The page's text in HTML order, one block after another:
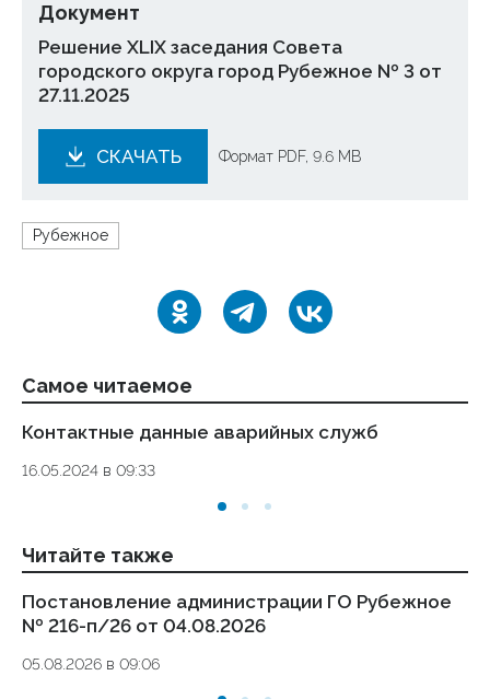
Документ
Решение XLIX заседания Совета
городского округа город Рубежное № 3 от
27.11.2025
СКАЧАТЬ Формат PDF, 9.6 MB
Рубежное
Самое читаемое
Контактные данные аварийных служб
16.05.2024 в 09:33
Читайте также
Постановление администрации ГО Рубежное
№ 216-п/26 от 04.08.2026
05.08.2026 в 09:06